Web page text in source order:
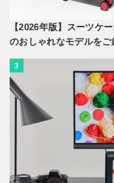
【2026年版】スーツケ
のおしゃれなモデルをご
3